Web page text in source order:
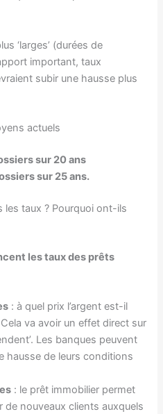
‘larges’ (durées de
important, taux
subir une hausse plus
actuels
sur 20 ans
sur 25 ans.
taux ? Pourquoi ont-ils
les taux des prêts
: à quel prix l’argent est-il
Cela va avoir un effet direct sur
Les banques peuvent
hausse de leurs conditions
: le prêt immobilier permet
de nouveaux clients auxquels